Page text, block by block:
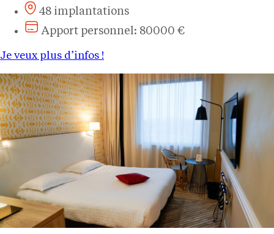
48 implantations
Apport personnel: 80000 €
Je veux plus d’infos !